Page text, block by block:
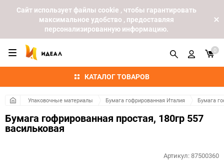
Cайт использует файлы cookie , чтобы гарантировать
максимальное удобство , предоставляя
персонализированную информацию.
КАТАЛОГ ТОВАРОВ
0
Упаковочные материалы Бумага гофрированная Италия Бумага
Бумага гофрированная простая, 180гр 557
васильковая
Артикул:87500360